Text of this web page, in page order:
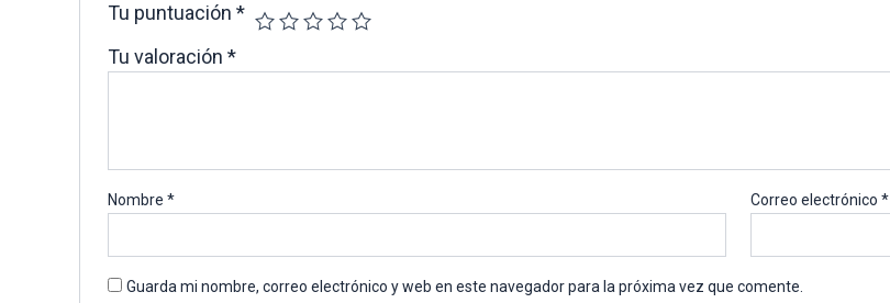
Tu puntuación*
Tu valoración*
Nombre* Correo electrónico*
Guarda mi nombre, correo electrónico y web en este navegador para la próxima vez que comente.